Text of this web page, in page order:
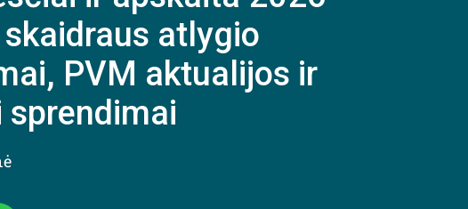
atlygio
PVM aktualijos ir
sprendimai